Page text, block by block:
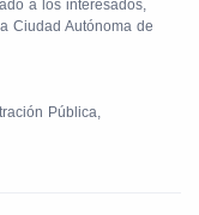
a los interesados,
Ciudad Autónoma de
Pública,